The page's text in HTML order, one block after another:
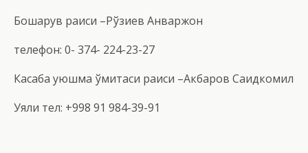
Бошқарув раиси –Рўзиев Анваржон
телефон: 0- 374- 224-23-27
Касаба уюшма қўмитаси раиси –Акбаров Саидкомил
Уяли тел: +998 91 984-39-91